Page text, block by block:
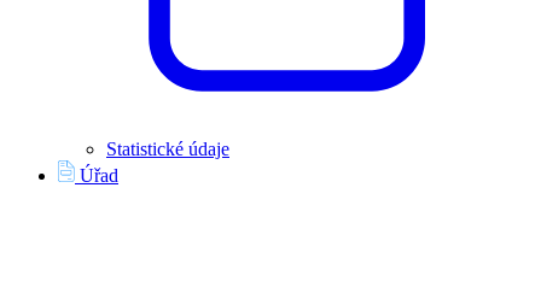
Statistické údaje
Úřad